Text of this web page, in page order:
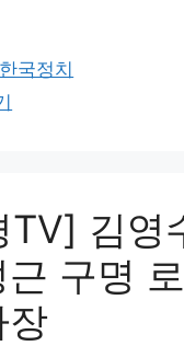
한국정치
TV] 김영
구명
장